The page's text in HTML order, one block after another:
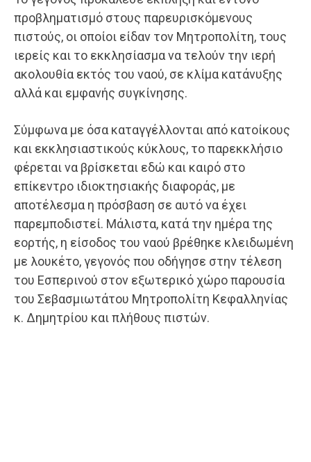
προβληματισμό στους παρευρισκόμενους
πιστούς, οι οποίοι είδαν τον Μητροπολίτη, τους
ιερείς και το εκκλησίασμα να τελούν την ιερή
ακολουθία εκτός του ναού, σε κλίμα κατάνυξης
αλλά και εμφανής συγκίνησης.
Σύμφωνα με όσα καταγγέλλονται από κατοίκους
και εκκλησιαστικούς κύκλους, το παρεκκλήσιο
φέρεται να βρίσκεται εδώ και καιρό στο
επίκεντρο ιδιοκτησιακής διαφοράς, με
αποτέλεσμα η πρόσβαση σε αυτό να έχει
παρεμποδιστεί. Μάλιστα, κατά την ημέρα της
εορτής, η είσοδος του ναού βρέθηκε κλειδωμένη
με λουκέτο, γεγονός που οδήγησε στην τέλεση
του Εσπερινού στον εξωτερικό χώρο παρουσία
του Σεβασμιωτάτου Μητροπολίτη Κεφαλληνίας
κ. Δημητρίου και πλήθους πιστών.